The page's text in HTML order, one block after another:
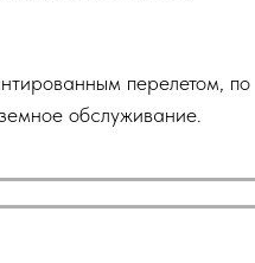
перелетом, по
обслуживание.